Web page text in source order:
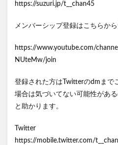
https://suzuri.jp/t__chan45
メンバーシップ登録はこちらから
https://www.youtube.com/
NUteMw/join
登録された方はTwitterのdmまで
場合は気づいてない可能性があ
と助かります。
Twitter
https://mobile.twitter.com/